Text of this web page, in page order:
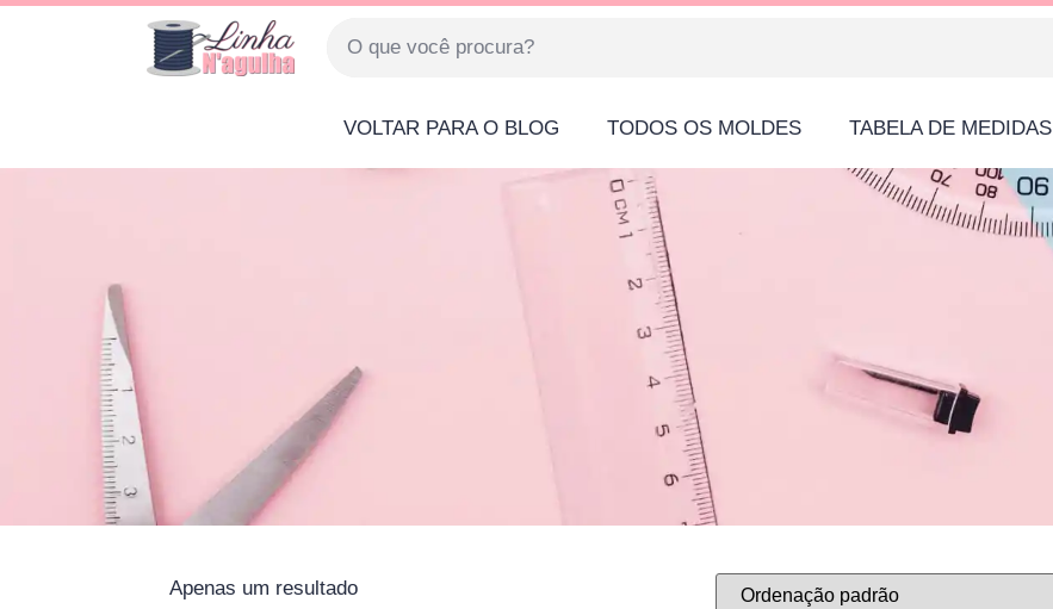
VOLTAR PARA O BLOG TODOS OS MOLDES TABELA DE MEDIDAS
Apenas um resultado